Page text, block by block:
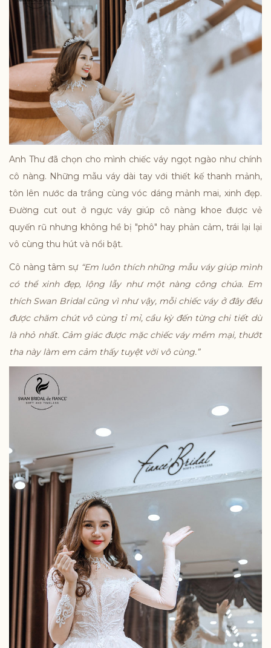
Anh Thư đã chọn cho mình chiếc váy ngọt ngào như chính
cô nàng. Những mẫu váy dài tay với thiết kế thanh mảnh,
tôn lên nước da trắng cùng vóc dáng mảnh mai, xinh đẹp.
Đường cut out ở ngực váy giúp cô nàng khoe được vẻ
quyến rũ nhưng không hề bị "phô" hay phản cảm, trái lại lại
vô cùng thu hút và nổi bật.
Cô nàng tâm sự“Em luôn thích những mẫu váy giúp mình
có thể xinh đẹp, lộng lẫy như một nàng công chúa. Em
thích Swan Bridal cũng vì như vậy, mỗi chiếc váy ở đây đều
được chăm chút vô cùng tỉ mỉ, cầu kỳ đến từng chi tiết dù
là nhỏ nhất. Cảm giác được mặc chiếc váy mềm mại, thướt
tha này làm em cảm thấy tuyệt vời vô cùng.”